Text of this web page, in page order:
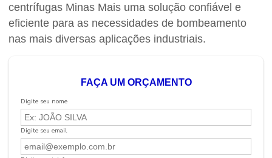
centrífugas Minas Mais uma solução confiável e
eficiente para as necessidades de bombeamento
nas mais diversas aplicações industriais.
FAÇA UM ORÇAMENTO
Digite seu nome
Digite seu email